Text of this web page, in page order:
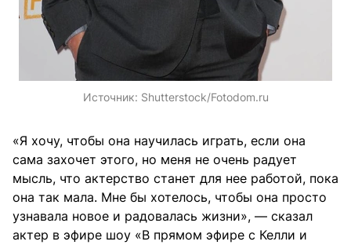
Источник: Shutterstock/Fotodom.ru
«Я хочу, чтобы она научилась играть, если она
сама захочет этого, но меня не очень радует
мысль, что актерство станет для нее работой, пока
она так мала. Мне бы хотелось, чтобы она просто
узнавала новое и радовалась жизни», — сказал
актер в эфире шоу «В прямом эфире с Келли и